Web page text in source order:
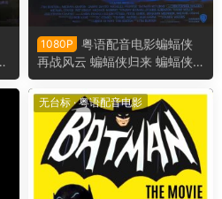
1080P
粤语配音电影蝙蝠侠
再战风云 蝙蝠侠归来 蝙蝠侠2
Batman Returns
无台标 ·粤语配音电影